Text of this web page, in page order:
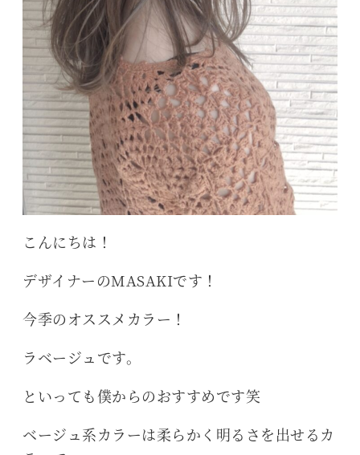
こんにちは！
デザイナーのMASAKIです！
今季のオススメカラー！
ラベージュです。
といっても僕からのおすすめです笑
ベージュ系カラーは柔らかく明るさを出せるカ